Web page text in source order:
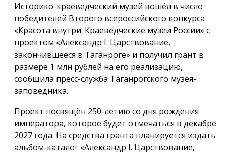
Историко-краеведческий музей вошёл в число
победителей Второго всероссийского конкурса
«Красота внутри. Краеведческие музеи России» с
проектом «Александр I. Царствование,
закончившееся в Таганроге» и получил грант в
размере 1 млн рублей на его реализацию,
сообщила пресс-служба Таганрогского музея-
заповедника.
Проект посвящён 250-летию со дня рождения
императора, которое будет отмечаться в декабре
2027 года. На средства гранта планируется издать
альбом-каталог «Александр I. Царствование,